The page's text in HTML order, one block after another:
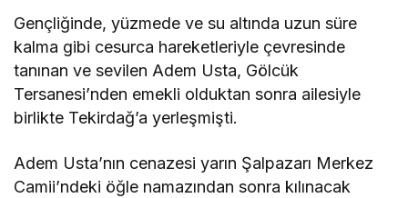
Gençliğinde, yüzmede ve su altında uzun süre
kalma gibi cesurca hareketleriyle çevresinde
tanınan ve sevilen Adem Usta, Gölcük
Tersanesi’nden emekli olduktan sonra ailesiyle
birlikte Tekirdağ’a yerleşmişti.
Adem Usta’nın cenazesi yarın Şalpazarı Merkez
Camii’ndeki öğle namazından sonra kılınacak